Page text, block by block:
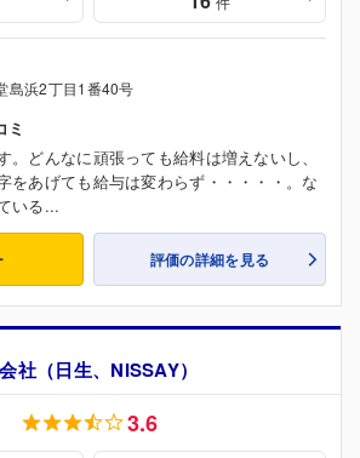
島浜2丁目1番40号
ミ
。どんなに頑張っても給料は増えないし、
をあげても給与は変わらず・・・・・。な
いる...
評価の詳細を見る
社（日生、NISSAY）
3.6